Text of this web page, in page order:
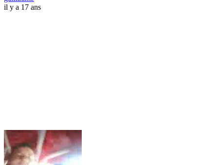
il y a 17 ans